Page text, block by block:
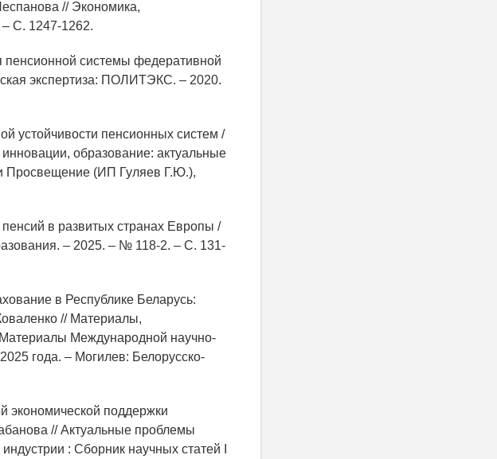
// Экономика,
С. 1247-1262.
пенсионной системы федеративной
экспертиза: ПОЛИТЭКС. – 2020.
пенсионных систем /
образование: актуальные
Просвещение (ИП Гуляев Г.Ю.),
в развитых странах Европы /
– 2025. – № 118-2. – С. 131-
в Республике Беларусь:
// Материалы,
Международной научно-
года. – Могилев: Белорусско-
экономической поддержки
// Актуальные проблемы
: Сборник научных статей I